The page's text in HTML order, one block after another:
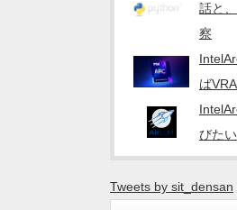
話と
察
ば
びたい
Tweets by sit_densan